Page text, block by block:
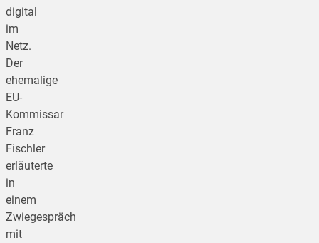
digital
im
Netz.
Der
ehemalige
EU-
Kommissar
Franz
Fischler
erläuterte
in
einem
Zwiegespräch
mit